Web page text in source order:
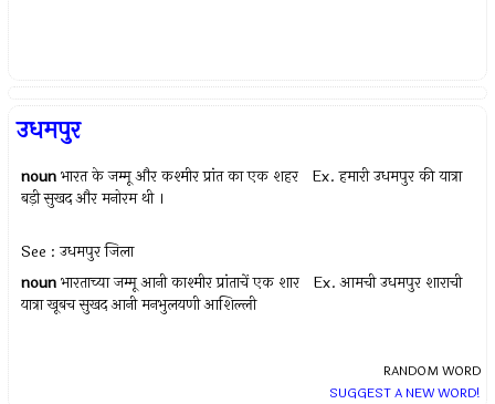
उधमपुर
noun भारत के जम्मू और कश्मीर प्रांत का एक शहर Ex.हमारी उधमपुर की यात्रा
बड़ी सुखद और मनोरम थी ।
See : उधमपुर जिला
noun भारताच्या जम्मू आनी काश्मीर प्रांताचें एक शार Ex.आमची उधमपुर शाराची
यात्रा खूबच सुखद आनी मनभुलयणी आशिल्ली
RANDOM WORD
SUGGEST A NEW WORD!